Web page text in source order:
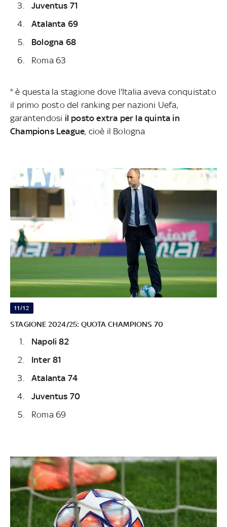
Juventus 71
Atalanta 69
Bologna 68
Roma 63
* è questa la stagione dove l'Italia aveva conquistato
il primo posto del ranking per nazioni Uefa,
garantendosi il posto extra per la quinta in
Champions League, cioè il Bologna
11/12
STAGIONE 2024/25: QUOTA CHAMPIONS 70
Napoli 82
Inter 81
Atalanta 74
Juventus 70
Roma 69